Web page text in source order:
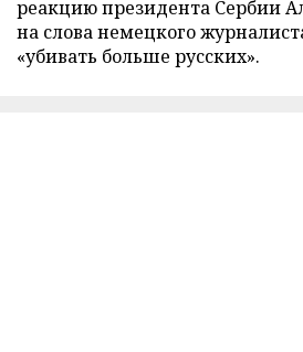
реакцию президента Сербии
на слова немецкого
«убивать больше русских».